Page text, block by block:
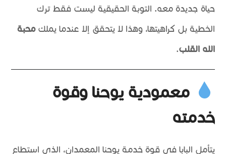
حياة جديدة معه. التوبة الحقيقية ليست فقط ترك
الخطية بل كراهيتها، وهذا لا يتحقق إلا عندما يملكمحبة
الله القلب.
معمودية يوحنا وقوة
خدمته
يتأمل البابا في قوة خدمة يوحنا المعمدان، الذي استطاع